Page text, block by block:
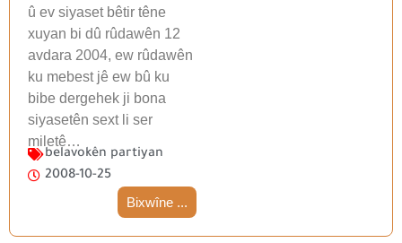
û ev siyaset bêtir têne
xuyan bi dû rûdawên 12
avdara 2004, ew rûdawên
ku mebest jê ew bû ku
bibe dergehek ji bona
siyasetên sext li ser
miletê…
belavokên partiyan
2008-10-25
Bixwîne ...